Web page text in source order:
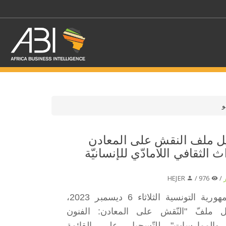
اختر قطاع / القطاعات
حدد الفرع
ملف النقش على المعادن
الثقافي اللامادّي للإنسانيّة
/
نجحت الجمهورية التونسية الثلاثاء 6 ديسمبر 2023،
ملفّ "النّقش على المعادن: الفنون